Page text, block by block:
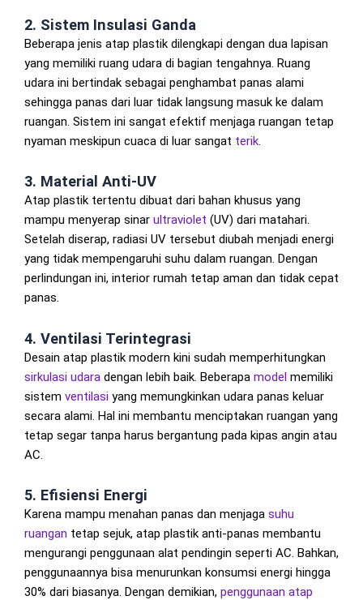
2. Sistem Insulasi Ganda
Beberapa jenis atap plastik dilengkapi dengan dua lapisan
yang memiliki ruang udara di bagian tengahnya. Ruang
udara ini bertindak sebagai penghambat panas alami
sehingga panas dari luar tidak langsung masuk ke dalam
ruangan. Sistem ini sangat efektif menjaga ruangan tetap
nyaman meskipun cuaca di luar sangat terik.
3. Material Anti-UV
Atap plastik tertentu dibuat dari bahan khusus yang
mampu menyerap sinar ultraviolet (UV) dari matahari.
Setelah diserap, radiasi UV tersebut diubah menjadi energi
yang tidak mempengaruhi suhu dalam ruangan. Dengan
perlindungan ini, interior rumah tetap aman dan tidak cepat
panas.
4. Ventilasi Terintegrasi
Desain atap plastik modern kini sudah memperhitungkan
sirkulasi udara dengan lebih baik. Beberapa model memiliki
sistem ventilasi yang memungkinkan udara panas keluar
secara alami. Hal ini membantu menciptakan ruangan yang
tetap segar tanpa harus bergantung pada kipas angin atau
AC.
5. Efisiensi Energi
Karena mampu menahan panas dan menjaga suhu
ruangan tetap sejuk, atap plastik anti-panas membantu
mengurangi penggunaan alat pendingin seperti AC. Bahkan,
penggunaannya bisa menurunkan konsumsi energi hingga
30% dari biasanya. Dengan demikian, penggunaan atap